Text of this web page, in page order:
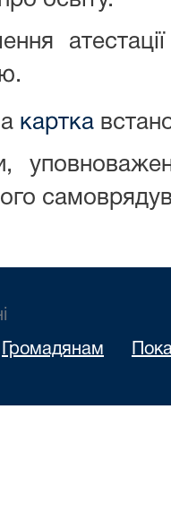
картка
Громадянам